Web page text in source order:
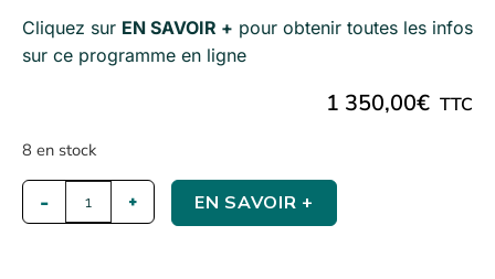
Cliquez sur EN SAVOIR + pour obtenir toutes les infos
sur ce programme en ligne
1 350,00€ TTC
8 en stock
EN SAVOIR +